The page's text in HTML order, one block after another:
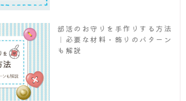
部活のお守りを手作りする方法
｜必要な材料・飾りのパターン
も解説